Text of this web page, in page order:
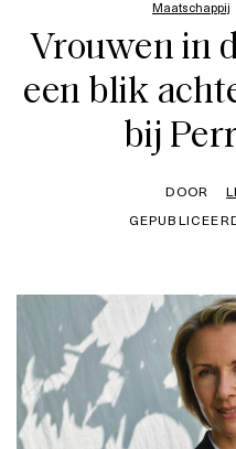
Maatschappij
Vrouwen in
een blik
bij
DOOR